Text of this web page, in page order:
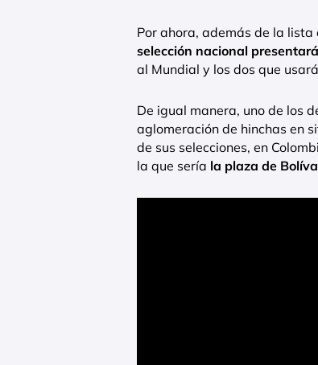
Por ahora, además de la
selección nacional
al Mundial y los dos que
De igual manera, uno de los
aglomeración de hinchas en
de sus selecciones, en
la que sería la plaza de